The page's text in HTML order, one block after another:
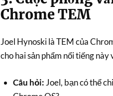
Chrome TEM
Joel Hynoski là TEM của
cho hai sản phẩm nổi tiếng này
Câu hỏi: Joel, bạn có thể